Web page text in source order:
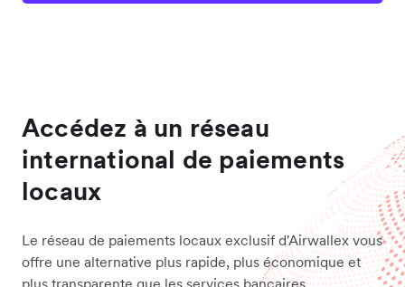
Accédez à un réseau
international de paiements
locaux
Le réseau de paiements locaux exclusif d'Airwallex vous
offre une alternative plus rapide, plus économique et
plus transparente que les services bancaires